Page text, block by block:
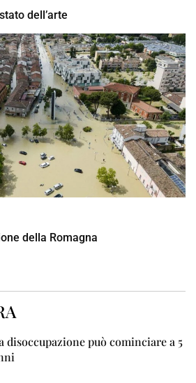
dell’arte
della Romagna
disoccupazione può cominciare a 5